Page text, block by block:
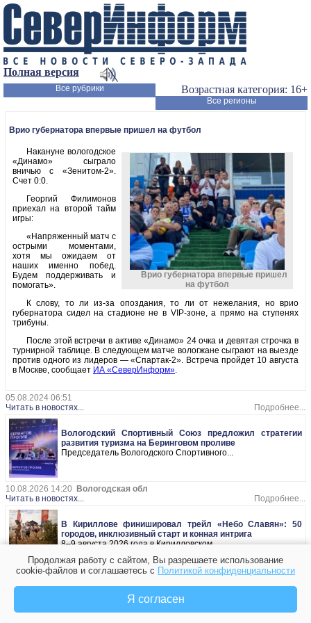
Полная версия
Возрастная категория: 16+
Все рубрики
Все регионы
Врио губернатора впервые пришел на футбол
Врио губернатора впервые пришел
на футбол
Накануне вологодское
«Динамо» сыграло
вничью с «Зенитом-2».
Счет 0:0.
Георгий Филимонов
приехал на второй тайм
игры:
«Напряженный матч с
острыми моментами,
хотя мы ожидаем от
наших именно побед.
Будем поддерживать и
помогать».
К слову, то ли из-за опоздания, то ли от нежелания, но врио
губернатора сидел на стадионе не в VIP-зоне, а прямо на ступенях
трибуны.
После этой встречи в активе «Динамо» 24 очка и девятая строчка в
турнирной таблице. В следующем матче вологжане сыграют на выезде
против одного из лидеров — «Спартак-2». Встреча пройдет 10 августа
в Москве, сообщает ИА «СеверИнформ».
05.08.2024 06:51
Читать в новостях...
Подробнее...
Вологодский Спортивный Союз предложил стратегии
развития туризма на Беринговом проливе
Председатель Вологодского Спортивного...
10.08.2026 14:20 Вологодская обл
Читать в новостях...
Подробнее...
В Кириллове финишировал трейл «Небо Славян»: 50
городов, инклюзивный старт и конная интрига
8–9 августа 2026 года в Кирилловском...
10.08.2026 13:24 Вологодская обл
Читать в новостях...
Подробнее...
Продолжая работу с сайтом, Вы разрешаете использование
cookie-файлов и соглашаетесь с Политикой конфиденциальности
Я согласен